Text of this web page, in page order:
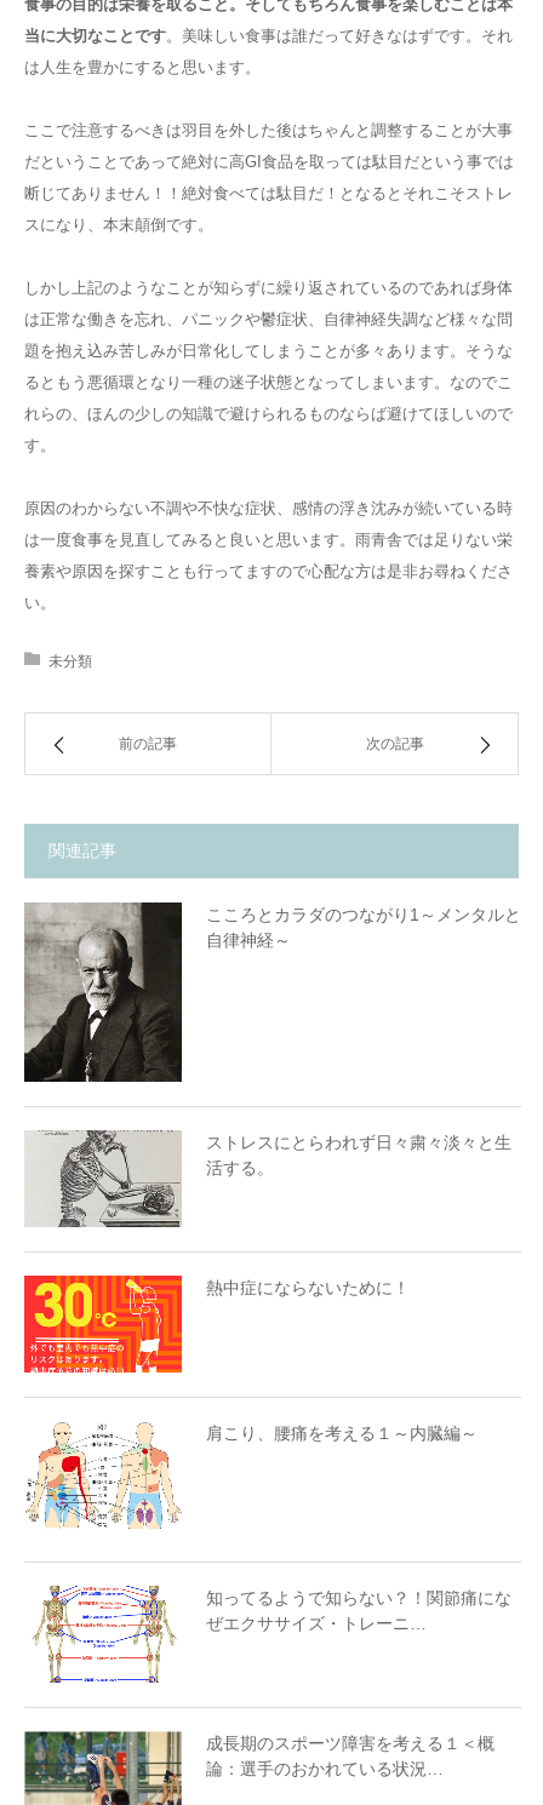
食事の目的は栄養を取ること。そしてもちろん食事を楽しむことは本
当に大切なことです。美味しい食事は誰だって好きなはずです。それ
は人生を豊かにすると思います。
ここで注意するべきは羽目を外した後はちゃんと調整することが大事
だということであって絶対に高GI食品を取っては駄目だという事では
断じてありません！！絶対食べては駄目だ！となるとそれこそストレ
スになり、本末顛倒です。
しかし上記のようなことが知らずに繰り返されているのであれば身体
は正常な働きを忘れ、パニックや鬱症状、自律神経失調など様々な問
題を抱え込み苦しみが日常化してしまうことが多々あります。そうな
るともう悪循環となり一種の迷子状態となってしまいます。なのでこ
れらの、ほんの少しの知識で避けられるものならば避けてほしいので
す。
原因のわからない不調や不快な症状、感情の浮き沈みが続いている時
は一度食事を見直してみると良いと思います。雨青舎では足りない栄
養素や原因を探すことも行ってますので心配な方は是非お尋ねくださ
い。
未分類
前の記事 次の記事
関連記事
こころとカラダのつながり1～メンタルと
自律神経～
ストレスにとらわれず日々粛々淡々と生
活する。
熱中症にならないために！
肩こり、腰痛を考える１～内臓編～
知ってるようで知らない？！関節痛にな
ぜエクササイズ・トレーニ…
成長期のスポーツ障害を考える１＜概
論：選手のおかれている状況…